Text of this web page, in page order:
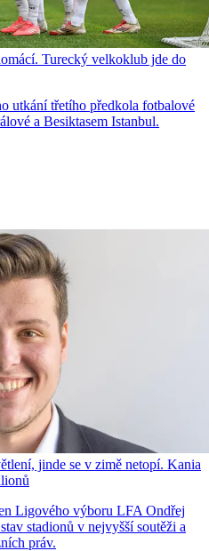
Turecký velkoklub jde do
utkání třetího předkola fotbalové
a Besiktasem Istanbul.
jinde se v zimě netopí. Kania
Ligového výboru LFA Ondřej
stadionů v nejvyšší soutěži a
práv.